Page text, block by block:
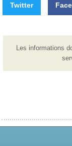
Twitter
Les informations